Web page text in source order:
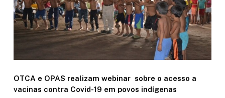
OTCA e OPAS realizam webinar sobre o acesso a
vacinas contra Covid-19 em povos indígenas